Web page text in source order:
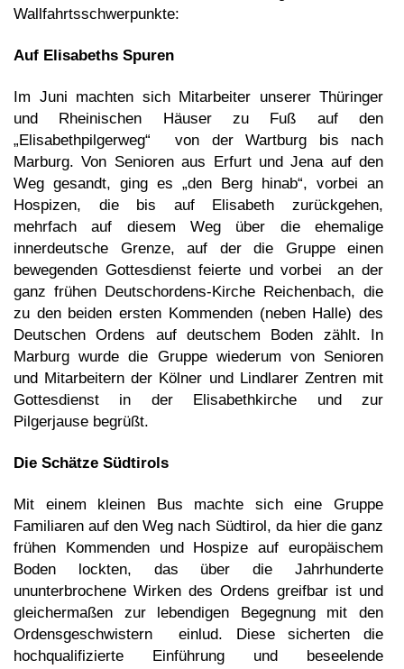
Wallfahrtsschwerpunkte:
Auf Elisabeths Spuren
Im Juni machten sich Mitarbeiter unserer Thüringer
und Rheinischen Häuser zu Fuß auf den
„Elisabethpilgerweg“ von der Wartburg bis nach
Marburg. Von Senioren aus Erfurt und Jena auf den
Weg gesandt, ging es „den Berg hinab“, vorbei an
Hospizen, die bis auf Elisabeth zurückgehen,
mehrfach auf diesem Weg über die ehemalige
innerdeutsche Grenze, auf der die Gruppe einen
bewegenden Gottesdienst feierte und vorbei an der
ganz frühen Deutschordens-Kirche Reichenbach, die
zu den beiden ersten Kommenden (neben Halle) des
Deutschen Ordens auf deutschem Boden zählt. In
Marburg wurde die Gruppe wiederum von Senioren
und Mitarbeitern der Kölner und Lindlarer Zentren mit
Gottesdienst in der Elisabethkirche und zur
Pilgerjause begrüßt.
Die Schätze Südtirols
Mit einem kleinen Bus machte sich eine Gruppe
Familiaren auf den Weg nach Südtirol, da hier die ganz
frühen Kommenden und Hospize auf europäischem
Boden lockten, das über die Jahrhunderte
ununterbrochene Wirken des Ordens greifbar ist und
gleichermaßen zur lebendigen Begegnung mit den
Ordensgeschwistern einlud. Diese sicherten die
hochqualifizierte Einführung und beseelende